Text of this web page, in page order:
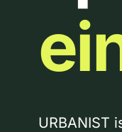
URBANIST